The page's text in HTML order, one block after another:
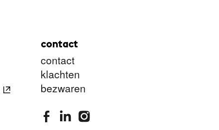
contact
contact
klachten
bezwaren
stimuleringsfonds facebook
stimuleringsfonds linkedin
stimuleringsfonds instagram